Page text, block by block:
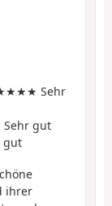
Sehr
gut
ihrer